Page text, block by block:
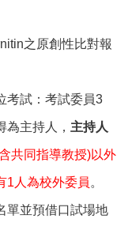
之原創性比對報
考試：考試委員3
為主持人， 主持人
共同指導教授)以外
1人為校外委員 。
單並預借口試場地